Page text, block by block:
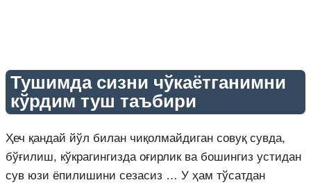
Тушимда сизни чўкаётганимни
кўрдим туш таъбири
Ҳеч қандай йўл билан чиқолмайдиган совуқ сувда,
бўғилиш, кўкрагингизда оғирлик ва бошингиз устидан
сув юзи ёпилишини сезасиз … У ҳам тўсатдан